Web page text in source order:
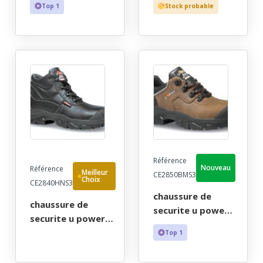
noir, zip lateral,
hro src - 40/47
Top 1
marron haut bout
35/47
Stock probable
Référence
CE2840HNS3
Meilleur
Choix
chaussure de
securite u power
noir bout
Référence
CE2850BMS3
Nouveau
chaussure de
securite u power
mixte, outdoor
marron bas bout
Top 1